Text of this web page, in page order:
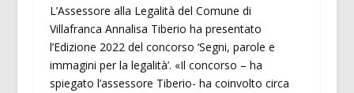
L’Assessore alla Legalità del Comune di
Villafranca Annalisa Tiberio ha presentato
l’Edizione 2022 del concorso ‘Segni, parole e
immagini per la legalità’. «Il concorso – ha
spiegato l’assessore Tiberio- ha coinvolto circa